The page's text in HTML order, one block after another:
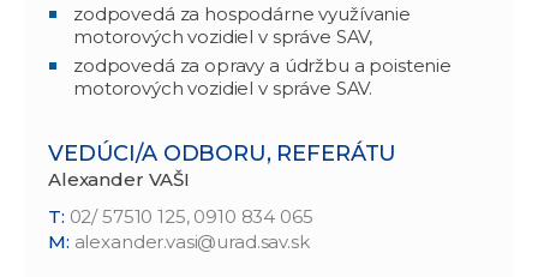
zodpovedá za hospodárne využívanie
motorových vozidiel v správe SAV,
zodpovedá za opravy a údržbu a poistenie
motorových vozidiel v správe SAV.
VEDÚCI/A ODBORU, REFERÁTU
Alexander VAŠI
T: 02/ 57510 125, 0910 834 065
M: alexander.vasi@urad.sav.sk